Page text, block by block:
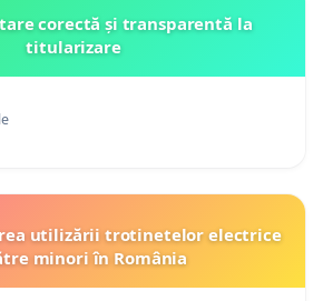
corectă și transparentă la
titularizare
utilizării trotinetelor electrice
minori în România